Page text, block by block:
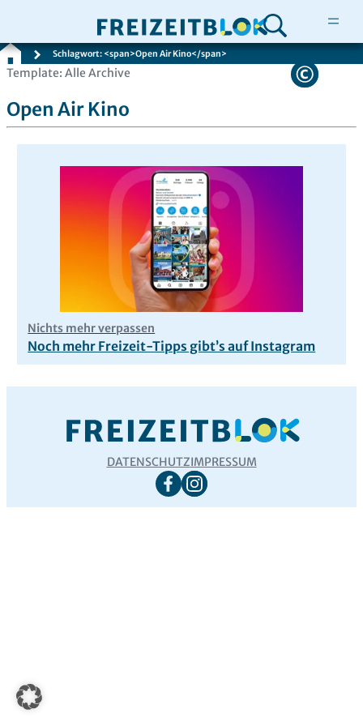
Zum
springen
Schlagwort: <span>Open Air Kino</span>
Template: Alle Archive
Open Air Kino
Nichts mehr verpassen
Noch mehr Freizeit-Tipps gibt’s auf Instagram
DATENSCHUTZIMPRESSUM